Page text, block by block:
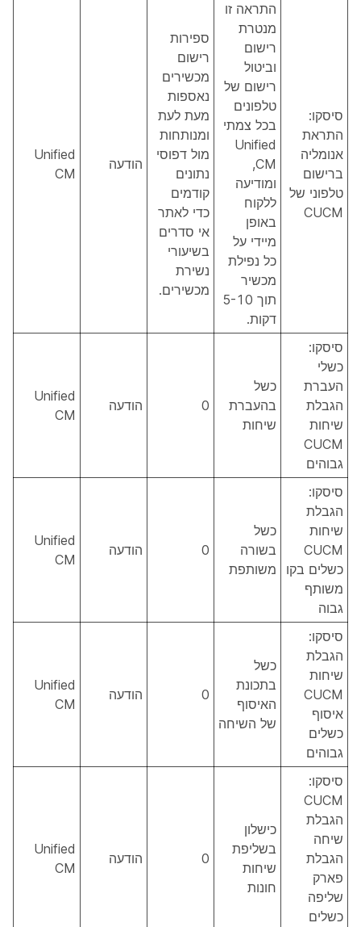
סיסקו:
התראת
אנומליה
ברישום
טלפוני של
CUCM
התראה זו
מנטרת
רישום
וביטול
רישום של
טלפונים
בכל צמתי
Unified
CM,
ומודיעה
ללקוח
באופן
מיידי על
כל נפילת
מכשיר
תוך 5-10
דקות.
ספירות
רישום
מכשירים
נאספות
מעת לעת
ומנותחות
מול דפוסי
נתונים
קודמים
כדי לאתר
אי סדרים
בשיעורי
נשירת
מכשירים.
הודעה
Unified
CM
סיסקו:
כשלי
העברת
הגבלת
שיחות
CUCM
גבוהים
כשל
בהעברת
שיחות
0 הודעה
Unified
CM
סיסקו:
הגבלת
שיחות
CUCM
כשלים בקו
משותף
גבוה
כשל
בשורה
משותפת
0 הודעה
Unified
CM
סיסקו:
הגבלת
שיחות
CUCM
איסוף
כשלים
גבוהים
כשל
בתכונת
האיסוף
של השיחה
0 הודעה
Unified
CM
סיסקו:
CUCM
הגבלת
שיחה
הגבלת
פארק
שליפה
כשלים
כישלון
בשליפת
שיחות
חונות
0 הודעה
Unified
CM